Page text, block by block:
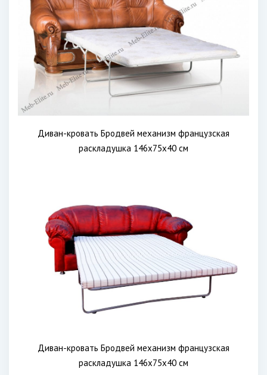
Диван-кровать Бродвей механизм французская
раскладушка 146х75х40 см
Диван-кровать Бродвей механизм французская
раскладушка 146х75х40 см